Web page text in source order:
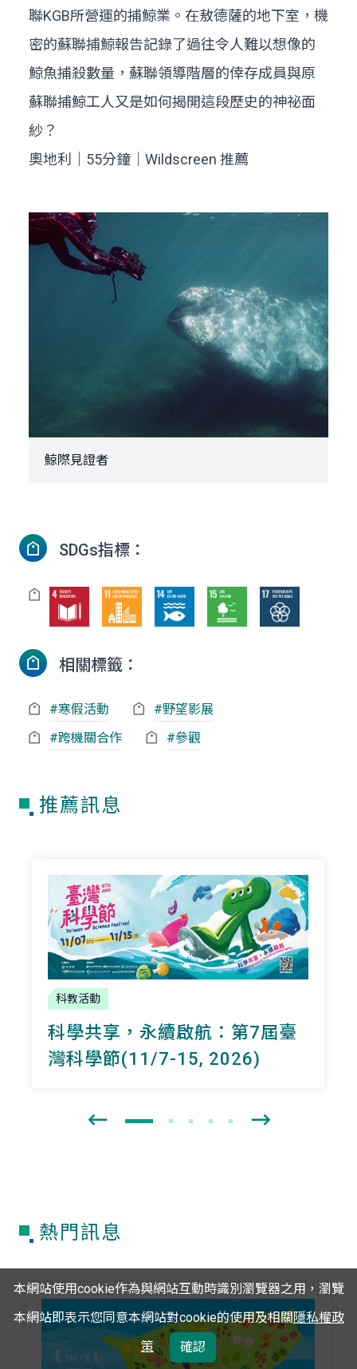
聯KGB所營運的捕鯨業。在敖德薩的地下室，機
密的蘇聯捕鯨報告記錄了過往令人難以想像的
鯨魚捕殺數量，蘇聯領導階層的倖存成員與原
蘇聯捕鯨工人又是如何揭開這段歷史的神祕面
紗？
奧地利｜55分鐘｜Wildscreen 推薦
鯨際見證者
SDGs指標：
相關標籤：
#寒假活動
#野望影展
#跨機關合作
#參觀
推薦訊息
科教活動
科學共享，永續啟航：第7屆臺
灣科學節(11/7-15, 2026)
熱門訊息
本網站使用cookie作為與網站互動時識別瀏覽器之用，瀏覽
本網站即表示您同意本網站對cookie的使用及相關隱私權政
策
確認